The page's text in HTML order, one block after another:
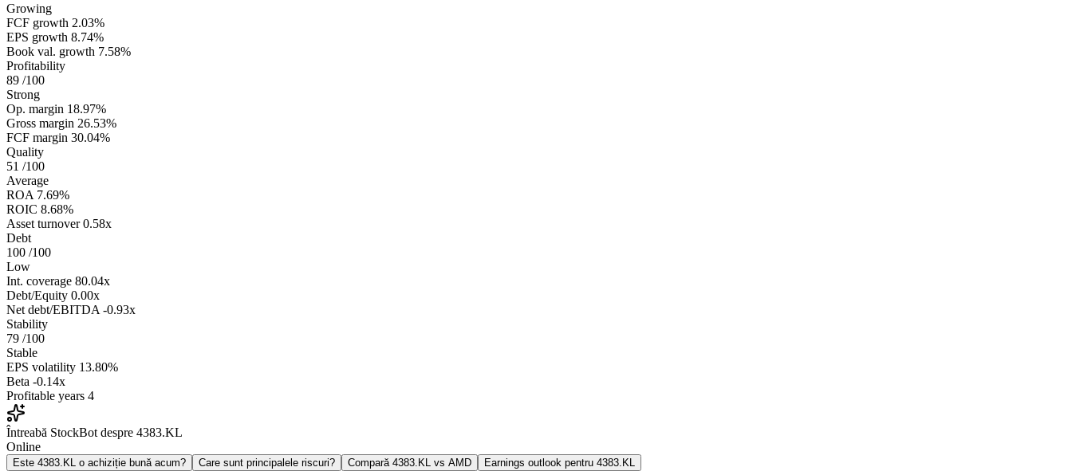
Growing
FCF growth 2.03%
EPS growth 8.74%
Book val. growth 7.58%
Profitability
89 /100
Strong
Op. margin 18.97%
Gross margin 26.53%
FCF margin 30.04%
Quality
51 /100
Average
ROA 7.69%
ROIC 8.68%
Asset turnover 0.58x
Debt
100 /100
Low
Int. coverage 80.04x
Debt/Equity 0.00x
Net debt/EBITDA -0.93x
Stability
79 /100
Stable
EPS volatility 13.80%
Beta -0.14x
Profitable years 4
Întreabă StockBot despre 4383.KL
Online
Este 4383.KL o achiziție bună acum? Care sunt principalele riscuri? Compară 4383.KL vs AMD Earnings outlook pentru 4383.KL